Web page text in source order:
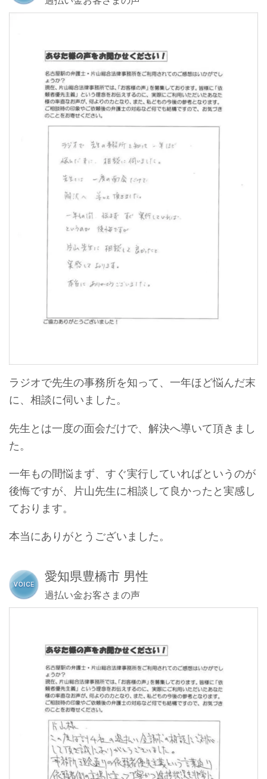
ラジオで先生の事務所を知って、一年ほど悩んだ末
に、相談に伺いました。
先生とは一度の面会だけで、解決へ導いて頂きまし
た。
一年もの間悩まず、すぐ実行していればというのが
後悔ですが、片山先生に相談して良かったと実感し
ております。
本当にありがとうございました。
愛知県豊橋市 男性
過払い金お客さまの声